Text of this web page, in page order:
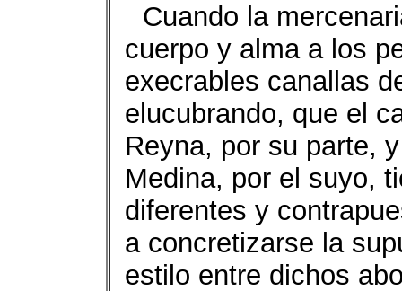
Cuando la
cuerpo y alma a los
execrables canallas
elucubrando, que el
Reyna, por su parte,
Medina, por el suyo,
diferentes y
a concretizarse la
estilo entre dichos